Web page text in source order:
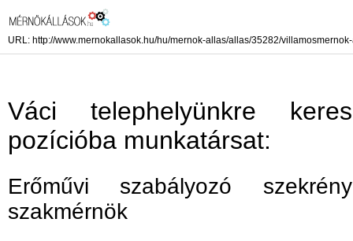
URL: http://www.mernokallasok.hu/hu/mernok-allas/allas/35282/
Váci telephelyünkre
pozícióba munkatársat:
Erőművi szabályozó
szakmérnök